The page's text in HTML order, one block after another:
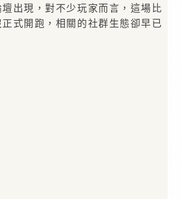
出現，對不少玩家而言，這場比
式開跑，相關的社群生態卻早已